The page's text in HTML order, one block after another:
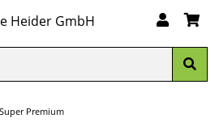
Premium